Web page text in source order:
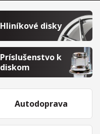
Hliníkové disky
Príslušenstvo k
diskom
Autodoprava